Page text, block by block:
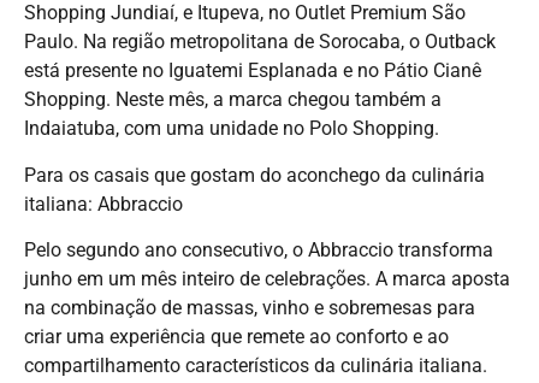
Shopping Jundiaí, e Itupeva, no Outlet Premium São
Paulo. Na região metropolitana de Sorocaba, o Outback
está presente no Iguatemi Esplanada e no Pátio Cianê
Shopping. Neste mês, a marca chegou também a
Indaiatuba, com uma unidade no Polo Shopping.
Para os casais que gostam do aconchego da culinária
italiana: Abbraccio
Pelo segundo ano consecutivo, o Abbraccio transforma
junho em um mês inteiro de celebrações. A marca aposta
na combinação de massas, vinho e sobremesas para
criar uma experiência que remete ao conforto e ao
compartilhamento característicos da culinária italiana.